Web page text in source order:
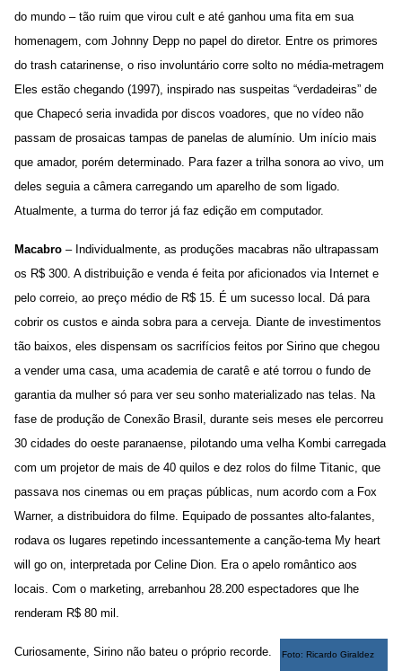
do mundo – tão ruim que virou cult e até ganhou uma fita em sua
homenagem, com Johnny Depp no papel do diretor. Entre os primores
do trash catarinense, o riso involuntário corre solto no média-metragem
Eles estão chegando (1997), inspirado nas suspeitas “verdadeiras” de
que Chapecó seria invadida por discos voadores, que no vídeo não
passam de prosaicas tampas de panelas de alumínio. Um início mais
que amador, porém determinado. Para fazer a trilha sonora ao vivo, um
deles seguia a câmera carregando um aparelho de som ligado.
Atualmente, a turma do terror já faz edição em computador.
Macabro – Individualmente, as produções macabras não ultrapassam
os R$ 300. A distribuição e venda é feita por aficionados via Internet e
pelo correio, ao preço médio de R$ 15. É um sucesso local. Dá para
cobrir os custos e ainda sobra para a cerveja. Diante de investimentos
tão baixos, eles dispensam os sacrifícios feitos por Sirino que chegou
a vender uma casa, uma academia de caratê e até torrou o fundo de
garantia da mulher só para ver seu sonho materializado nas telas. Na
fase de produção de Conexão Brasil, durante seis meses ele percorreu
30 cidades do oeste paranaense, pilotando uma velha Kombi carregada
com um projetor de mais de 40 quilos e dez rolos do filme Titanic, que
passava nos cinemas ou em praças públicas, num acordo com a Fox
Warner, a distribuidora do filme. Equipado de possantes alto-falantes,
rodava os lugares repetindo incessantemente a canção-tema My heart
will go on, interpretada por Celine Dion. Era o apelo romântico aos
locais. Com o marketing, arrebanhou 28.200 espectadores que lhe
renderam R$ 80 mil.
Foto: Ricardo Giraldez
Curiosamente, Sirino não bateu o próprio recorde.